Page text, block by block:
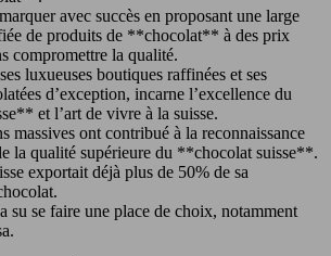
avec succès en proposant une large
de produits de **chocolat** à des prix
compromettre la qualité.
luxueuses boutiques raffinées et ses
d’exception, incarne l’excellence du
et l’art de vivre à la suisse.
massives ont contribué à la reconnaissance
la qualité supérieure du **chocolat suisse**.
exportait déjà plus de 50% de sa
su se faire une place de choix, notamment